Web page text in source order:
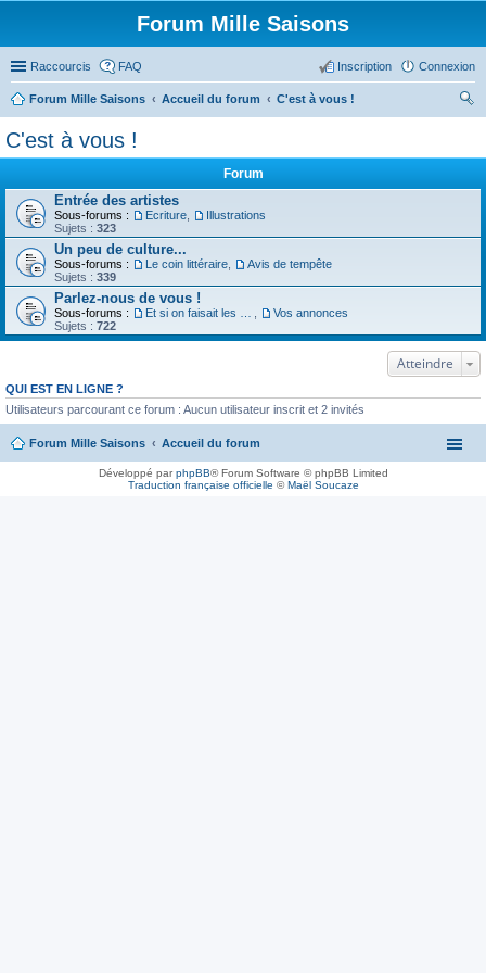
Forum Mille Saisons
Raccourcis FAQ Connexion
Inscription
Forum Mille Saisons Accueil du forum
C'est à vous !
C'est à vous !
Forum
Entrée des artistes
Sous-forums : Ecriture
Illustrations
Sujets : 323
Un peu de culture...
Sous-forums : Le coin littéraire
Avis de tempête
Sujets : 339
Parlez-nous de vous !
Sous-forums :
Vos annonces
Sujets : 722
Atteindre
QUI EST EN LIGNE ?
Utilisateurs parcourant ce forum : Aucun utilisateur inscrit et 2 invités
Forum Mille Saisons Accueil du forum
Développé parphpBB® Forum Software © phpBB Limited
Traduction française officielle ©Maël Soucaze